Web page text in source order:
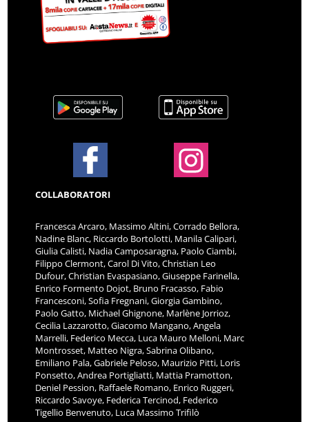
COLLABORATORI
Francesca Arcaro, Massimo Altini, Corrado Bellora,
Nadine Blanc, Riccardo Bortolotti, Manila Calipari,
Giulia Calisti, Nadia Camposaragna, Paolo Ciambi,
Filippo Clermont, Carol Di Vito, Christian Leo
Dufour, Christian Evaspasiano, Giuseppe Farinella,
Enrico Formento Dojot, Bruno Fracasso, Fabio
Francesconi, Sofia Fregnani, Giorgia Gambino,
Paolo Gatto, Michael Ghignone, Marlène Jorrioz,
Cecilia Lazzarotto, Giacomo Mangano, Angela
Marrelli, Federico Mecca, Luca Mauro Melloni, Marc
Montrosset, Matteo Nigra, Sabrina Olibano,
Emiliano Pala, Gabriele Peloso, Maurizio Pitti, Loris
Ponsetto, Andrea Portigliatti, Mattia Pramotton,
Deniel Pession, Raffaele Romano, Enrico Ruggeri,
Riccardo Savoye, Federica Tercinod, Federico
Tigellio Benvenuto, Luca Massimo Trifilò